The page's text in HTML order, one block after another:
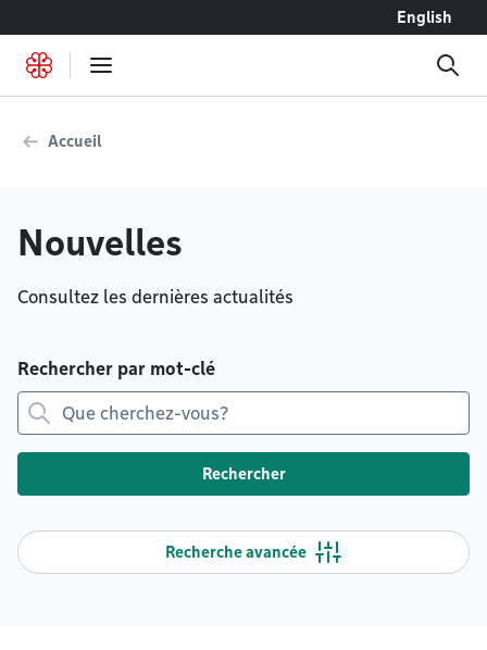
English
Accueil
Nouvelles
Consultez les dernières actualités
Rechercher par mot-clé
Rechercher
Recherche avancée